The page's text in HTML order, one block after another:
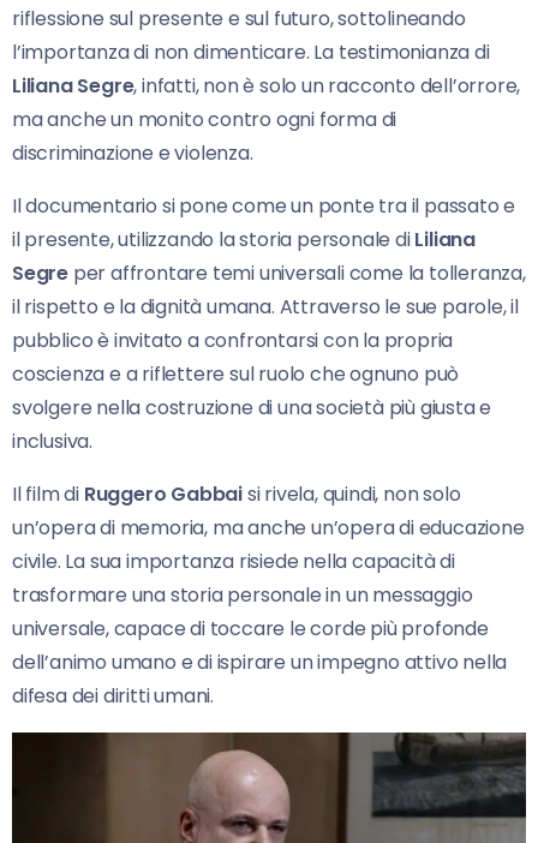
riflessione sul presente e sul futuro, sottolineando
l’importanza di non dimenticare. La testimonianza di
Liliana Segre, infatti, non è solo un racconto dell’orrore,
ma anche un monito contro ogni forma di
discriminazione e violenza.
Il documentario si pone come un ponte tra il passato e
il presente, utilizzando la storia personale diLiliana
Segre per affrontare temi universali come la tolleranza,
il rispetto e la dignità umana. Attraverso le sue parole, il
pubblico è invitato a confrontarsi con la propria
coscienza e a riflettere sul ruolo che ognuno può
svolgere nella costruzione di una società più giusta e
inclusiva.
Il film di Ruggero Gabbaisi rivela, quindi, non solo
un’opera di memoria, ma anche un’opera di educazione
civile. La sua importanza risiede nella capacità di
trasformare una storia personale in un messaggio
universale, capace di toccare le corde più profonde
dell’animo umano e di ispirare un impegno attivo nella
difesa dei diritti umani.